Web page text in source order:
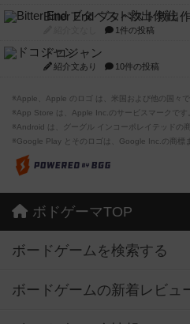
Bitter End ブタペスト救出
1件の投稿
ドコジャン
紹介文あり 10件の投稿
※Apple、Apple のロゴ は、米国および他の国々
※App Store は、Apple Inc.のサービスマークです
※Android は、グーグル インコーポレイテッドの
※Google Play とそのロゴは、Google Inc.の商標
ボドゲーマTOP
ボードゲームを検索する
ボードゲームの新着レビュ